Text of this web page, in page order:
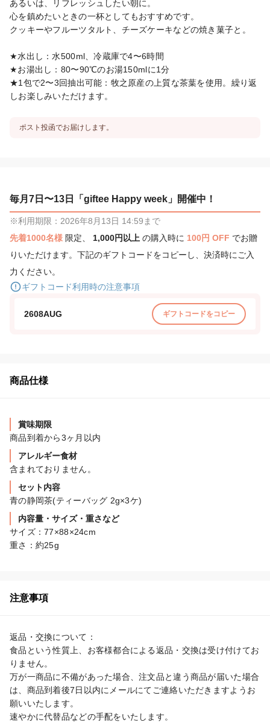
あるいは、リフレッシュしたい朝に。
心を鎮めたいときの一杯としてもおすすめです。
クッキーやフルーツタルト、チーズケーキなどの焼き菓子と。
★水出し：水500ml、冷蔵庫で4〜6時間
★お湯出し：80〜90℃のお湯150mlに1分
★1包で2〜3回抽出可能：牧之原産の上質な茶葉を使用。繰り返
しお楽しみいただけます。
ポスト投函でお届けします。
毎月7日〜13日「giftee Happy week」開催中！
※利用期限：2026年8月13日 14:59まで
先着1000名様 限定、 1,000円以上 の購入時に 100円 OFF でお贈
りいただけます。下記のギフトコードをコピーし、決済時にご入
力ください。
ギフトコード利用時の注意事項
2608AUG ギフトコードをコピー
商品仕様
賞味期限
商品到着から3ヶ月以内
アレルギー食材
含まれておりません。
セット内容
青の静岡茶(ティーバッグ 2g×3ケ)
内容量・サイズ・重さなど
サイズ：77×88×24cm
重さ：約25g
注意事項
返品・交換について：
食品という性質上、お客様都合による返品・交換は受け付けてお
りません。
万が一商品に不備があった場合、注文品と違う商品が届いた場合
は、商品到着後7日以内にメールにてご連絡いただきますようお
願いいたします。
速やかに代替品などの手配をいたします。